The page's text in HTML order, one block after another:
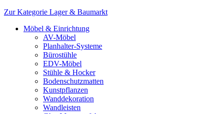
Zur Kategorie Lager & Baumarkt
Möbel & Einrichtung
AV-Möbel
Planhalter-Systeme
Bürostühle
EDV-Möbel
Stühle & Hocker
Bodenschutzmatten
Kunstpflanzen
Wanddekoration
Wandleisten